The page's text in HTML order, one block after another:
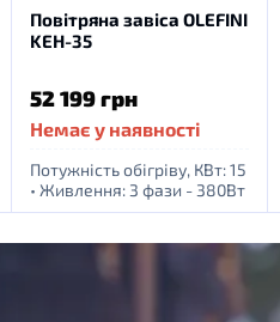
Повітряна завіса OLEFINI
KEH-35
52 199 грн
Немає у наявності
Потужність обігріву, КВт: 15
• Живлення: 3 фази - 380Вт